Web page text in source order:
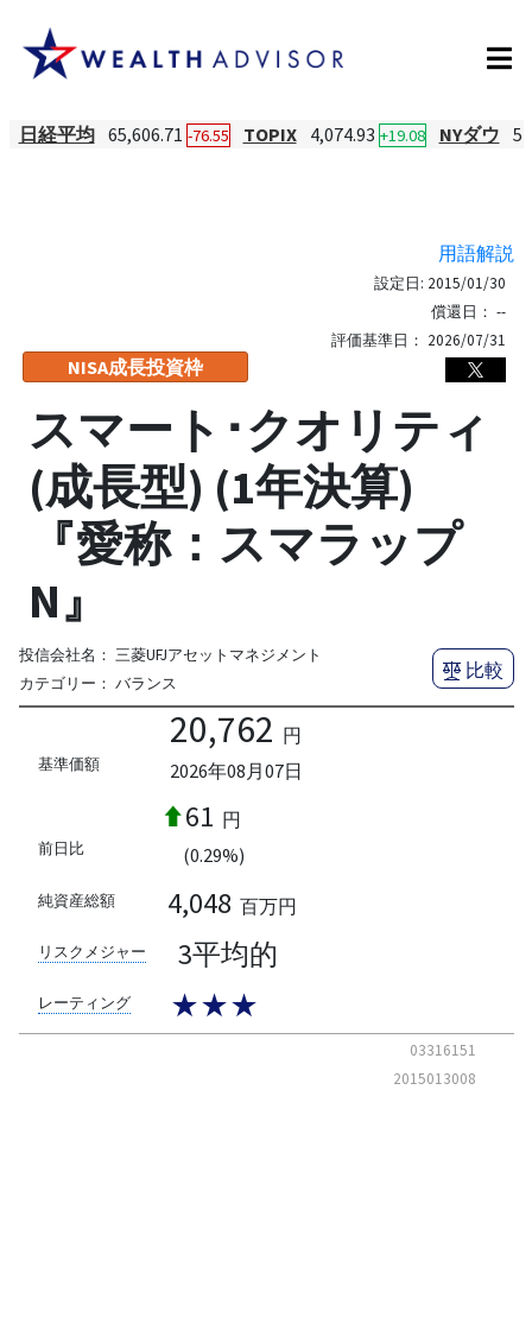
日経平均 65,606.71 -76.55 TOPIX 4,074.93 +19.08 NYダウ
用語解説
NISA成長投資枠
設定日: 2015/01/30
償還日： --
評価基準日： 2026/07/31
スマート･クオリティ
(成長型) (1年決算)
『愛称：スマラップ
N』
投信会社名： 三菱UFJアセットマネジメント
カテゴリー： バランス
比較
基準価額
20,762 円
2026年08月07日
前日比
61 円
(0.29%)
純資産総額 4,048 百万円
リスクメジャー 3平均的
レーティング ★★★
03316151
2015013008